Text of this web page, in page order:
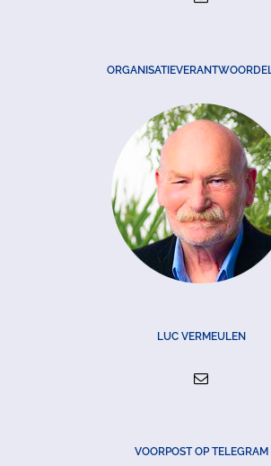
LUC VERMEULEN
VOORPOST OP TELEGRAM